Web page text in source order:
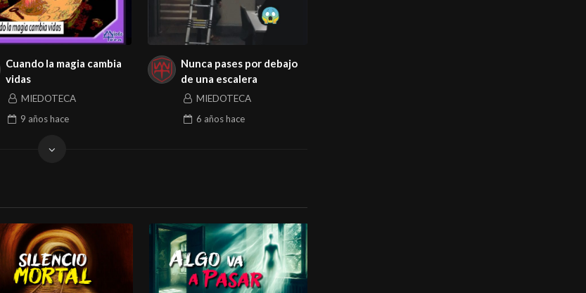
Cuando la magia cambia
vidas
MIEDOTECA
9 añoshace
Nunca pases por debajo
de una escalera
MIEDOTECA
6 añoshace